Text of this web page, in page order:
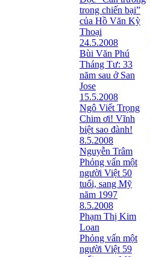
trong chiến bại”
của Hồ Văn Kỳ
Thoại
24.5.2008
Bùi Văn Phú
Tháng Tư: 33
năm sau ở San
Jose
15.5.2008
Ngô Viết Trọng
Chim ơi! Vĩnh
biệt sao đành!
8.5.2008
Nguyễn Trâm
Phỏng vấn một
người Việt 50
tuổi, sang Mỹ
năm 1997
8.5.2008
Phạm Thị Kim
Loan
Phỏng vấn một
người Việt 59